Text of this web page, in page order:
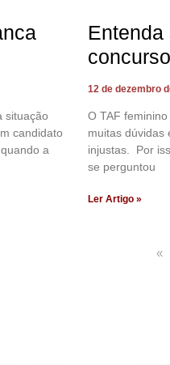
situação
candidato
a
Entenda
12 de dezembro
O TAF
muitas dúvidas
injustas. Por
se perguntou
Ler Artigo »
«